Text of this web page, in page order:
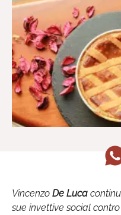
Vincenzo De Luca
sue invettive social